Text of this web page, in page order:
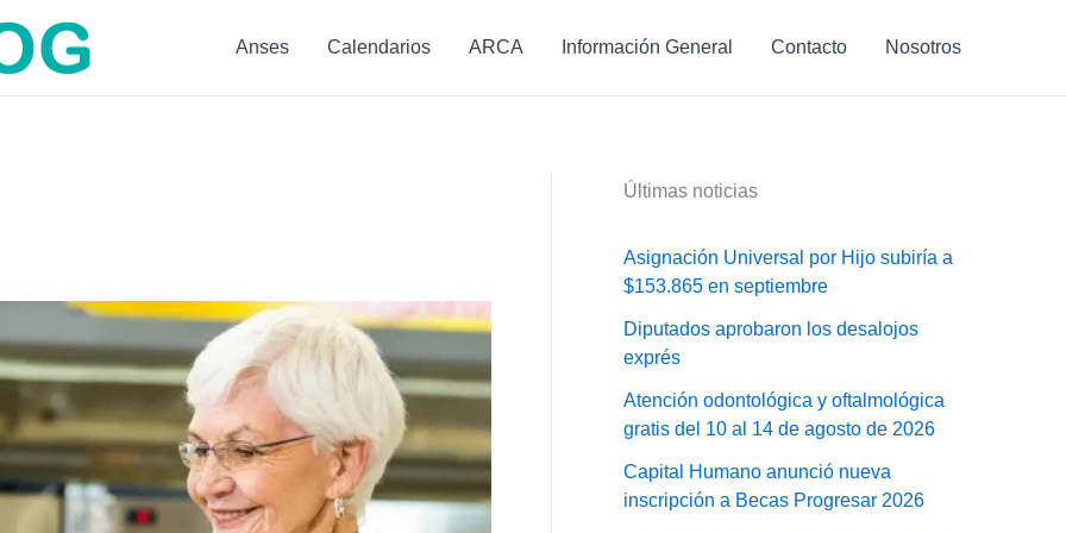
Anses Calendarios ARCA Información General Contacto Nosotros
Últimas noticias
Asignación Universal por Hijo subiría a
$153.865 en septiembre
Diputados aprobaron los desalojos
exprés
Atención odontológica y oftalmológica
gratis del 10 al 14 de agosto de 2026
Capital Humano anunció nueva
inscripción a Becas Progresar 2026